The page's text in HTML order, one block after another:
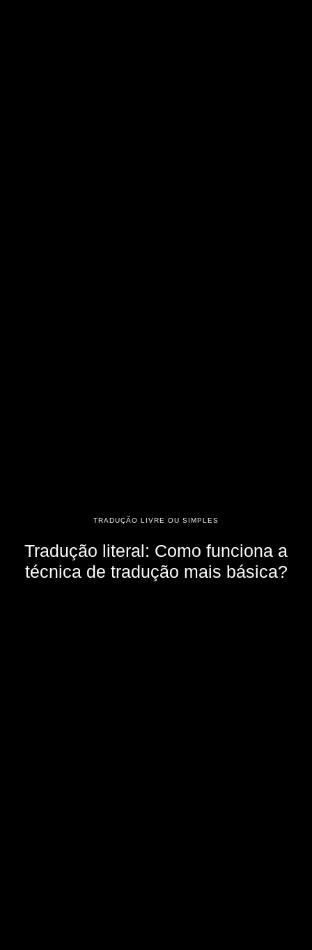
TRADUÇÃO LIVRE OU SIMPLES
Tradução literal: Como funciona a
técnica de tradução mais básica?